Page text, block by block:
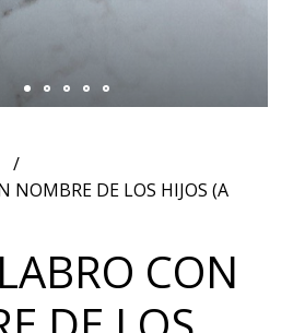
NOMBRE DE LOS HIJOS (A
CON